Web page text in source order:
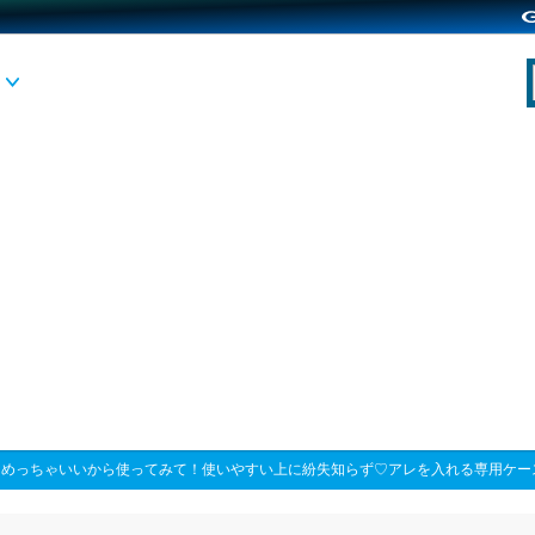
めっちゃいいから使ってみて！使いやすい上に紛失知らず♡アレを入れる専用ケー